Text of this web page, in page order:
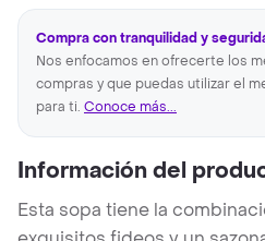
Compra con tranquilidad y
Nos enfocamos en ofrecerte los
compras y que puedas utilizar el
para ti. Conoce más...
Información del
Esta sopa tiene la